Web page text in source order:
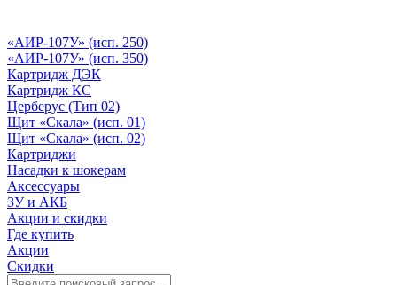
«АИР-107У» (исп. 250)
«АИР-107У» (исп. 350)
Картридж ДЭК
Картридж КС
Церберус (Тип 02)
Щит «Скала» (исп. 01)
Щит «Скала» (исп. 02)
Картриджи
Насадки к шокерам
Аксессуары
ЗУ и АКБ
Акции и скидки
Где купить
Акции
Скидки